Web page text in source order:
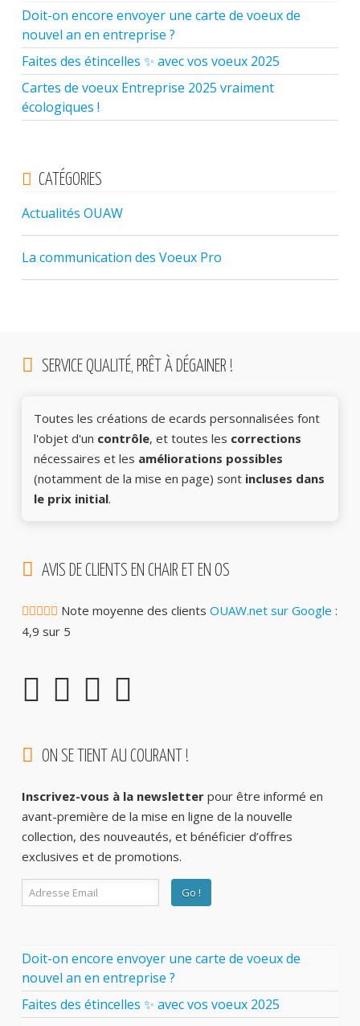
Doit-on encore envoyer une carte de voeux de
nouvel an en entreprise ?
Faites des étincelles ✨ avec vos voeux 2025
Cartes de voeux Entreprise 2025 vraiment
écologiques !
CATÉGORIES
Actualités OUAW
La communication des Voeux Pro
SERVICE QUALITÉ, PRÊT À DÉGAINER !
Toutes les créations de ecards personnalisées font
l'objet d'un contrôle, et toutes les corrections
nécessaires et les améliorations possibles
(notamment de la mise en page) sont incluses dans
le prix initial.
AVIS DE CLIENTS EN CHAIR ET EN OS
Note moyenne des clients OUAW.net sur Google :
4,9 sur 5
ON SE TIENT AU COURANT !
Inscrivez-vous à la newsletterpour être informé en
avant-première de la mise en ligne de la nouvelle
collection, des nouveautés, et bénéficier d’offres
exclusives et de promotions.
Doit-on encore envoyer une carte de voeux de
nouvel an en entreprise ?
Faites des étincelles ✨ avec vos voeux 2025